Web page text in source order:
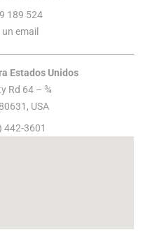
189 524
email
Estados Unidos
Rd 64 – ¾
USA
442-3601